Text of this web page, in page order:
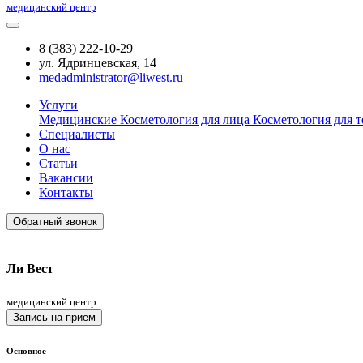
медицинский центр
8 (383) 222-10-29
ул. Ядринцевская, 14
medadministrator@liwest.ru
Услуги
Медицинские Косметология для лица Косметология для
Специалисты
О нас
Статьи
Вакансии
Контакты
Обратный звонок
Ли Вест
медицинский центр
Запись на прием
Основное